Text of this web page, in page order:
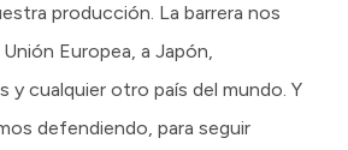
producción. La barrera nos
Europea, a Japón,
y cualquier otro país del mundo. Y
defendiendo, para seguir